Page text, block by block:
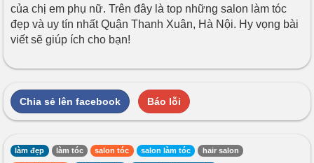
của chị em phụ nữ. Trên đây là top những salon làm tóc
đẹp và uy tín nhất Quận Thanh Xuân, Hà Nội. Hy vọng bài
viết sẽ giúp ích cho bạn!
Chia sẻ lên facebook Báo lỗi
làm đẹp làm tóc salon tóc salon làm tóc hair salon